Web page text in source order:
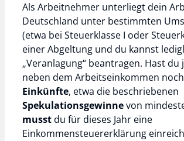
Als Arbeitnehmer unterliegt dein
Deutschland unter bestimmten
(etwa bei Steuerklasse I oder
einer Abgeltung und du kannst
„Veranlagung“ beantragen. Hast du
neben dem Arbeitseinkommen noch
Einkünfte, etwa die beschriebenen
Spekulationsgewinnevon
musstdu für dieses Jahr eine
Einkommensteuererklärung